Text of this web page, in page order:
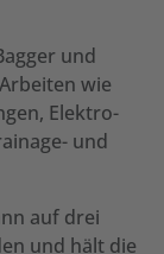
und
wie
Elektro-
und
auf drei
und hält die